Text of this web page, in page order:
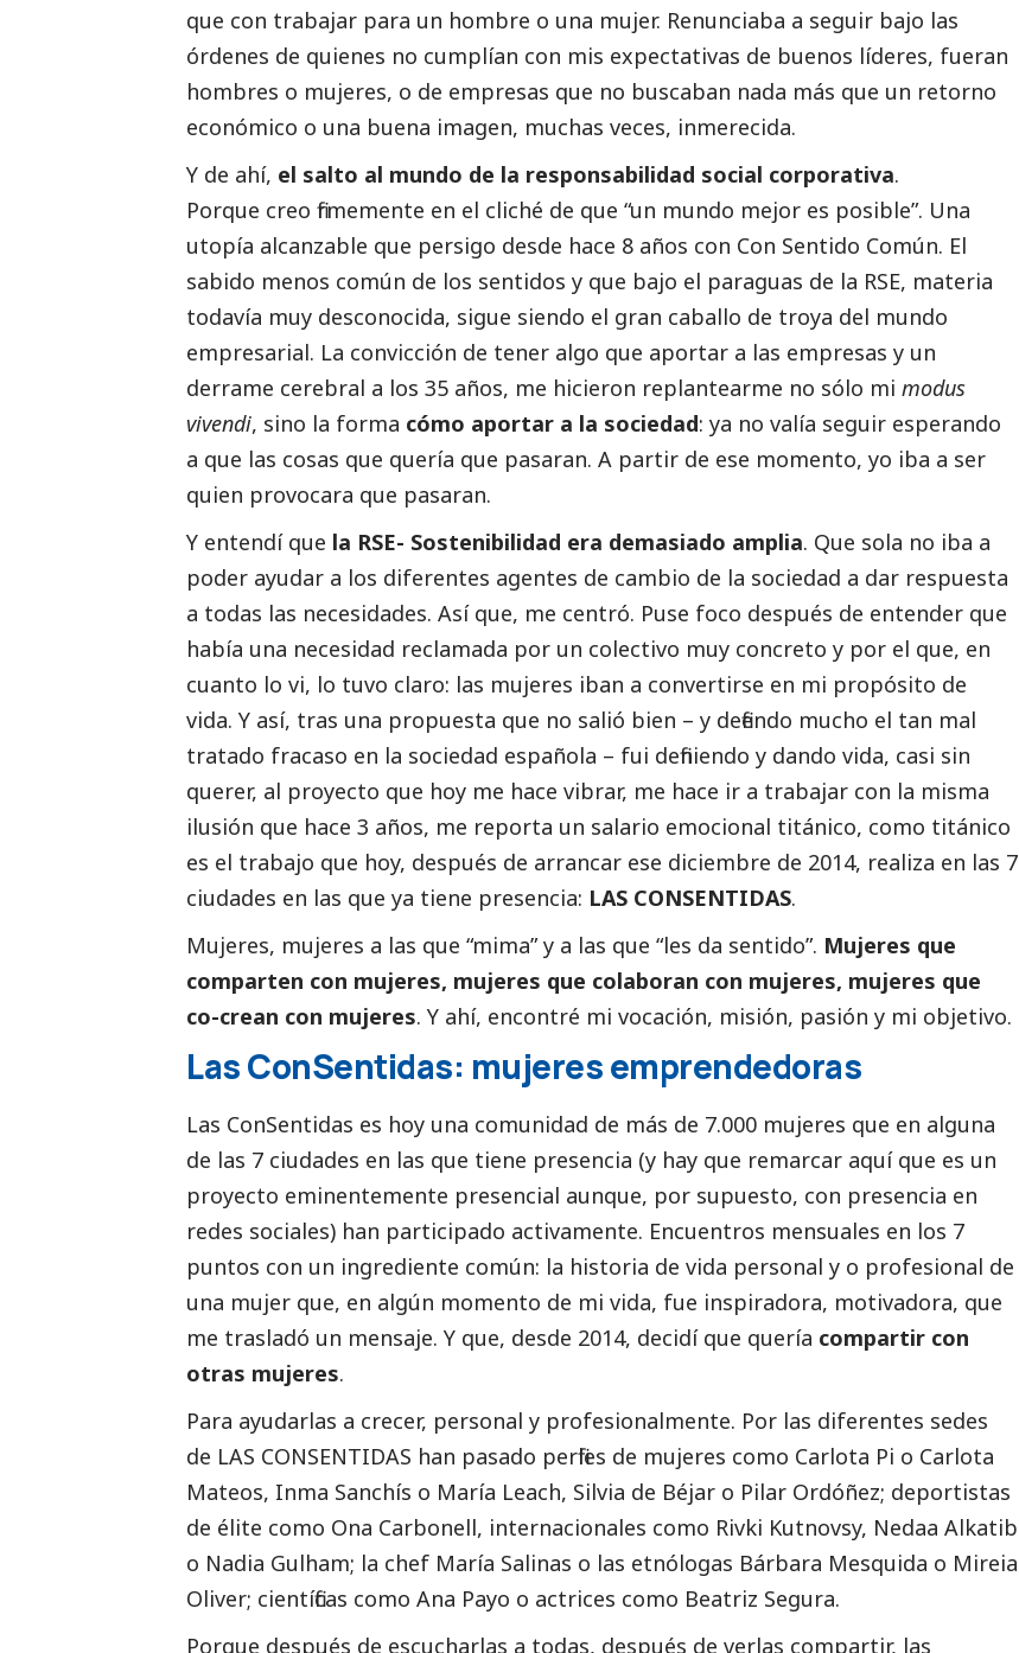
que con trabajar para un hombre o una mujer. Renunciaba a seguir bajo las
órdenes de quienes no cumplían con mis expectativas de buenos líderes, fueran
hombres o mujeres, o de empresas que no buscaban nada más que un retorno
económico o una buena imagen, muchas veces, inmerecida.
Y de ahí, el salto al mundo de la responsabilidad social corporativa.
Porque creo firmemente en el cliché de que “un mundo mejor es posible”. Una
utopía alcanzable que persigo desde hace 8 años con Con Sentido Común. El
sabido menos común de los sentidos y que bajo el paraguas de la RSE, materia
todavía muy desconocida, sigue siendo el gran caballo de troya del mundo
empresarial. La convicción de tener algo que aportar a las empresas y un
derrame cerebral a los 35 años, me hicieron replantearme no sólo mi modus
vivendi, sino la forma cómo aportar a la sociedad: ya no valía seguir esperando
a que las cosas que quería que pasaran. A partir de ese momento, yo iba a ser
quien provocara que pasaran.
Y entendí que la RSE- Sostenibilidad era demasiado amplia. Que sola no iba a
poder ayudar a los diferentes agentes de cambio de la sociedad a dar respuesta
a todas las necesidades. Así que, me centró. Puse foco después de entender que
había una necesidad reclamada por un colectivo muy concreto y por el que, en
cuanto lo vi, lo tuvo claro: las mujeres iban a convertirse en mi propósito de
vida. Y así, tras una propuesta que no salió bien – y defiendo mucho el tan mal
tratado fracaso en la sociedad española – fui definiendo y dando vida, casi sin
querer, al proyecto que hoy me hace vibrar, me hace ir a trabajar con la misma
ilusión que hace 3 años, me reporta un salario emocional titánico, como titánico
es el trabajo que hoy, después de arrancar ese diciembre de 2014, realiza en las 7
ciudades en las que ya tiene presencia: LAS CONSENTIDAS.
Mujeres, mujeres a las que “mima” y a las que “les da sentido”. Mujeres que
comparten con mujeres, mujeres que colaboran con mujeres, mujeres que
co-crean con mujeres. Y ahí, encontré mi vocación, misión, pasión y mi objetivo.
Las ConSentidas: mujeres emprendedoras
Las ConSentidas es hoy una comunidad de más de 7.000 mujeres que en alguna
de las 7 ciudades en las que tiene presencia (y hay que remarcar aquí que es un
proyecto eminentemente presencial aunque, por supuesto, con presencia en
redes sociales) han participado activamente. Encuentros mensuales en los 7
puntos con un ingrediente común: la historia de vida personal y o profesional de
una mujer que, en algún momento de mi vida, fue inspiradora, motivadora, que
me trasladó un mensaje. Y que, desde 2014, decidí que quería compartir con
otras mujeres.
Para ayudarlas a crecer, personal y profesionalmente. Por las diferentes sedes
de LAS CONSENTIDAS han pasado perfiles de mujeres como Carlota Pi o Carlota
Mateos, Inma Sanchís o María Leach, Silvia de Béjar o Pilar Ordóñez; deportistas
de élite como Ona Carbonell, internacionales como Rivki Kutnovsy, Nedaa Alkatib
o Nadia Gulham; la chef María Salinas o las etnólogas Bárbara Mesquida o Mireia
Oliver; científicas como Ana Payo o actrices como Beatriz Segura.
Porque después de escucharlas a todas, después de verlas compartir, las